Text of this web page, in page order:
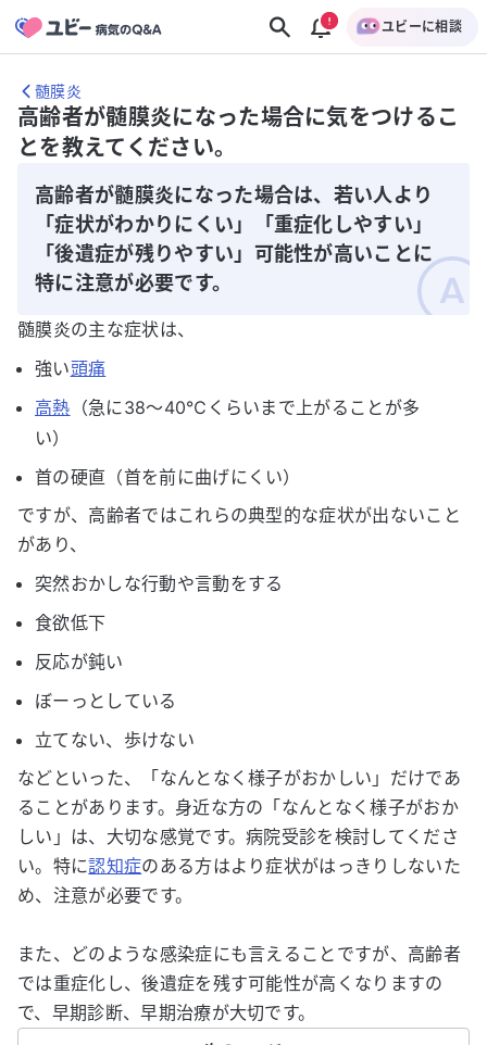
ユビーに相談
髄膜炎
高齢者が髄膜炎になった場合に気をつけるこ
とを教えてください。
高齢者が髄膜炎になった場合は、若い人より
「症状がわかりにくい」「重症化しやすい」
「後遺症が残りやすい」可能性が高いことに
特に注意が必要です。
髄膜炎の主な症状は、
強い頭痛
高熱 （急に38～40℃くらいまで上がることが多
い）
首の硬直（首を前に曲げにくい）
ですが、高齢者ではこれらの典型的な症状が出ないこと
があり、
突然おかしな行動や言動をする
食欲低下
反応が鈍い
ぼーっとしている
立てない、歩けない
などといった、「なんとなく様子がおかしい」だけであ
ることがあります。身近な方の「なんとなく様子がおか
しい」は、大切な感覚です。病院受診を検討してくださ
い。特に認知症のある方はより症状がはっきりしないた
め、注意が必要です。
また、どのような感染症にも言えることですが、高齢者
では重症化し、後遺症を残す可能性が高くなりますの
で、早期診断、早期治療が大切です。